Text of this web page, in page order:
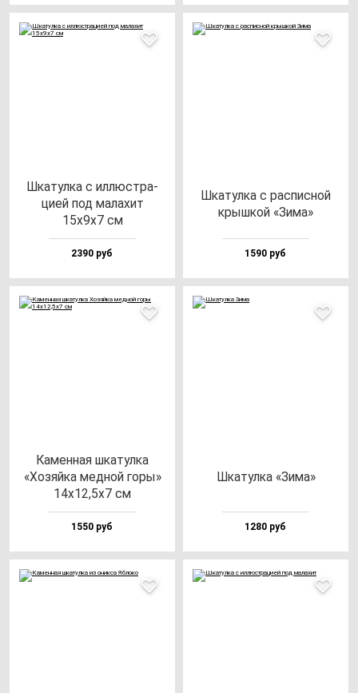
Шка­тул­ка с ил­люс­тра­
цией под ма­ла­хит
15х9х7 см
2390 руб
Шка­тул­ка с рас­пис­ной
крыш­кой «Зима»
1590 руб
Камен­ная шка­тул­ка
«Хозяй­ка мед­ной го­ры»
14х12,5х7 см
1550 руб
Шка­тул­ка «Зима»
1280 руб